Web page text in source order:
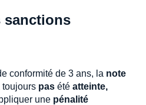
sanctions
conformité de 3 ans, la note
toujours pas été atteinte,
une pénalité